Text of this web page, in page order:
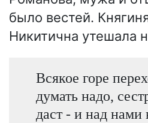
было вестей.
Никитична утешала
Всякое горе
думать надо,
даст - и над нами